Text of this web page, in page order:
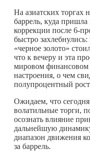
На азиатских торгах
баррель, куда пришла
коррекции после 6-
быстро
«черное золото»
что к вечеру и эта
мировом финансовом
настроения, о чем
полупроцентный
Ожидаем, что
волатильные торги,
осознать влияние
дальнейшую
диапазон движения
за баррель.